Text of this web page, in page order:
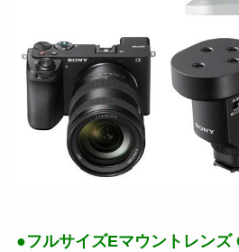
●フルサイズEマウントレンズ